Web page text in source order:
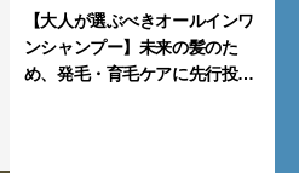
【大人が選ぶべきオールインワ
ンシャンプー】未来の髪のた
め、発毛・育毛ケアに先行投